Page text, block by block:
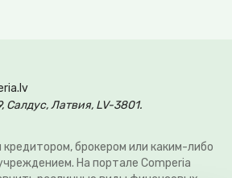
Салдус, Латвия, LV-3801.
кредитором, брокером или каким-либо
На портале Comperia